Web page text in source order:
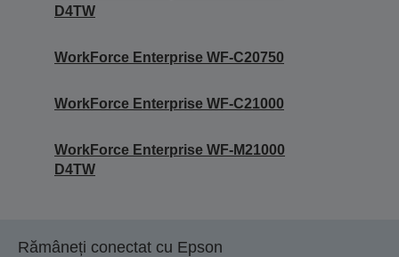
D4TW
WorkForce Enterprise WF-C20750
WorkForce Enterprise WF-C21000
WorkForce Enterprise WF-M21000
D4TW
Rămâneți conectat cu Epson